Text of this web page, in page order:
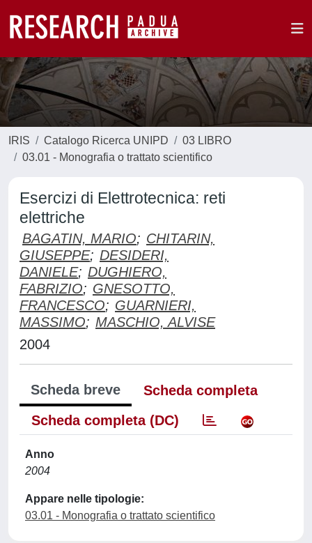
IRIS Catalogo Ricerca UNIPD
03 LIBRO
03.01 - Monografia o trattato scientifico
Esercizi di Elettrotecnica: reti
elettriche
BAGATIN, MARIO; CHITARIN,
GIUSEPPE; DESIDERI,
DANIELE; DUGHIERO,
FABRIZIO; GNESOTTO,
FRANCESCO; GUARNIERI,
MASSIMO; MASCHIO, ALVISE
2004
Scheda breve
Scheda completa
Scheda completa (DC)
Anno
2004
Appare nelle tipologie:
03.01 - Monografia o trattato scientifico